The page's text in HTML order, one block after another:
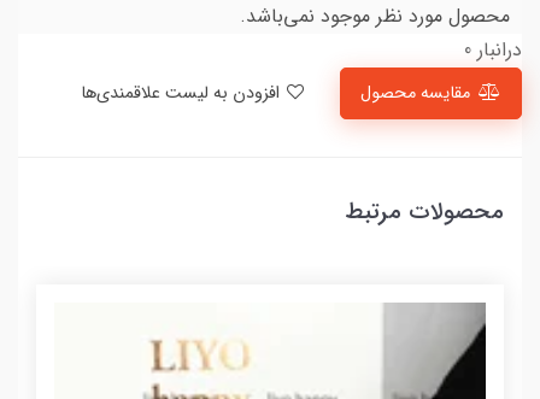
محصول مورد نظر موجود نمی‌باشد.
درانبار 0
مقایسه محصول
محصولات مرتبط